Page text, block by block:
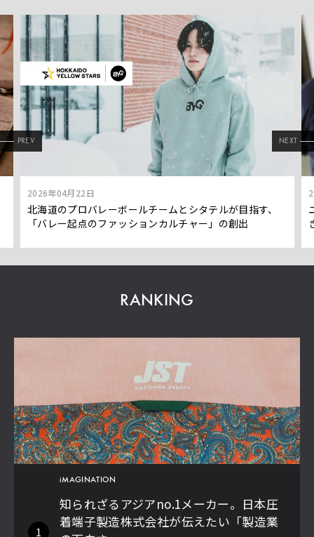
PREV NEXT
2026年04月22日
北海道のプロバレーボールチームとシタテルが目指す、
「バレー起点のファッションカルチャー」の創出
RANKING
1
iMAGINATION
知られざるアジアno.1メーカー。日本圧
着端子製造株式会社が伝えたい「製造業